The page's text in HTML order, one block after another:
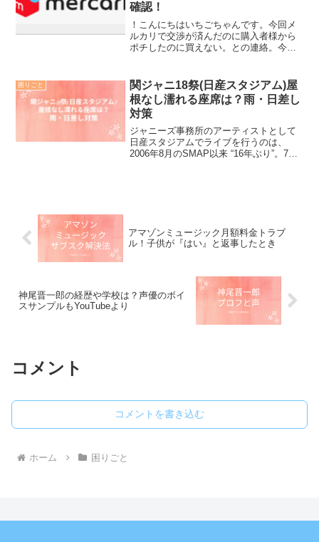
確認！
！こんにちはいちごちゃんです。今回メ
ルカリで交渉が済んだのに購入者様から
ポチしたのに買えない。との連絡。今回
なメールをいちごちゃんはチェックして
なかったんです。せっかく...
困りごと
関ジャニ18祭(日産スタジアム)屋
根なし濡れる座席は？雨・日差し
対策
ジャニーズ事務所のアーティストとして
日産スタジアムでライブを行うのは、
2006年8月のSMAP以来 “16年ぶり”。7月
アマゾンミュージック月額料金トラブ
ル！子供が『はい』と返事したとき
神尾晋一郎の経歴や学校は？声優のボイ
スサンプルもYouTubeより
コメント
コメントを書き込む
ホーム 困りごと